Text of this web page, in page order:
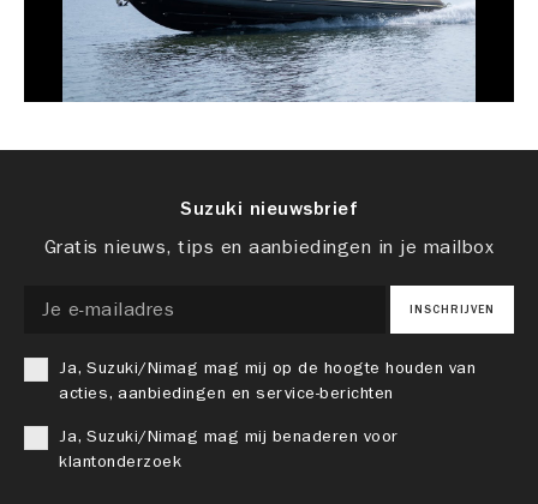
Suzuki nieuwsbrief
Gratis nieuws, tips en aanbiedingen in je mailbox
INSCHRIJVEN
Ja, Suzuki/Nimag mag mij op de hoogte houden van
acties, aanbiedingen en service-berichten
Ja, Suzuki/Nimag mag mij benaderen voor
klantonderzoek